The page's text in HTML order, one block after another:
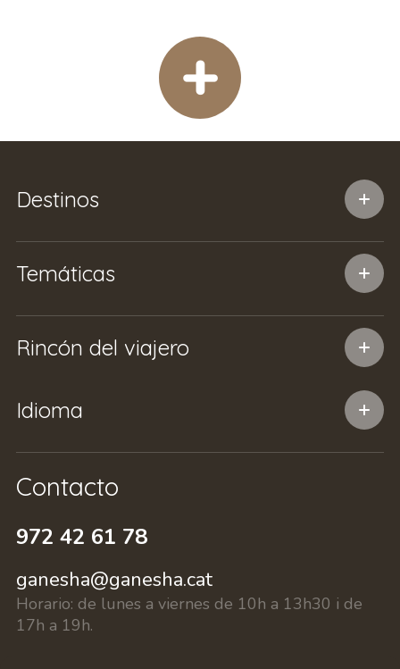
Destinos
Temáticas
Rincón del viajero
Idioma
Contacto
972 42 61 78
ganesha@ganesha.cat
Horario: de lunes a viernes de 10h a 13h30 i de
17h a 19h.